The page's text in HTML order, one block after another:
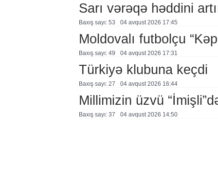
Sarı vərəqə həddini
Baxış sayı: 53 04 avqust 2026 17:45
Moldovalı futbolçu
Baxış sayı: 49 04 avqust 2026 17:31
Türkiyə klubuna keçdi
Baxış sayı: 27 04 avqust 2026 16:44
Millimizin üzvü
Baxış sayı: 37 04 avqust 2026 14:50